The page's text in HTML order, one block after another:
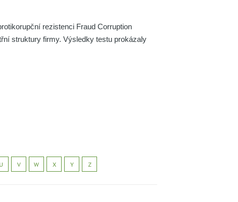
rezistenci Fraud Corruption
struktury firmy. Výsledky testu prokázaly
U V W X Y Z